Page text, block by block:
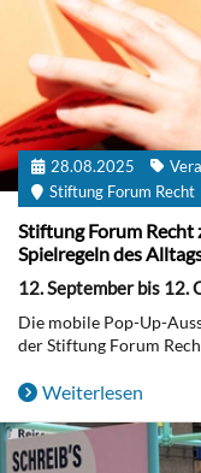
28.08.2025
Stiftung Forum Recht
Stiftung Forum Recht
Spielregeln des
12. September bis
Die mobile Pop-Up-
der Stiftung Forum
Weiterlesen